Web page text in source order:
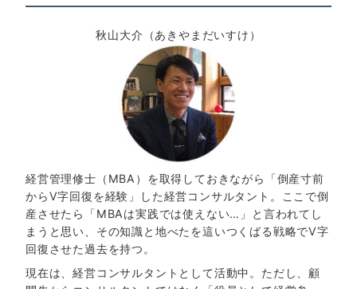
秋山大介（あきやまだいすけ）
経営管理修士（MBA）を取得しておきながら「倒産寸前
からV字回復を経験」した経営コンサルタント。ここで倒
産させたら「MBAは実践では使えない…」と言われてし
まうと思い、その知識と地べたを這いつくばる戦略でV字
回復させた過去を持つ。
現在は、経営コンサルタントとして活動中。ただし、顧